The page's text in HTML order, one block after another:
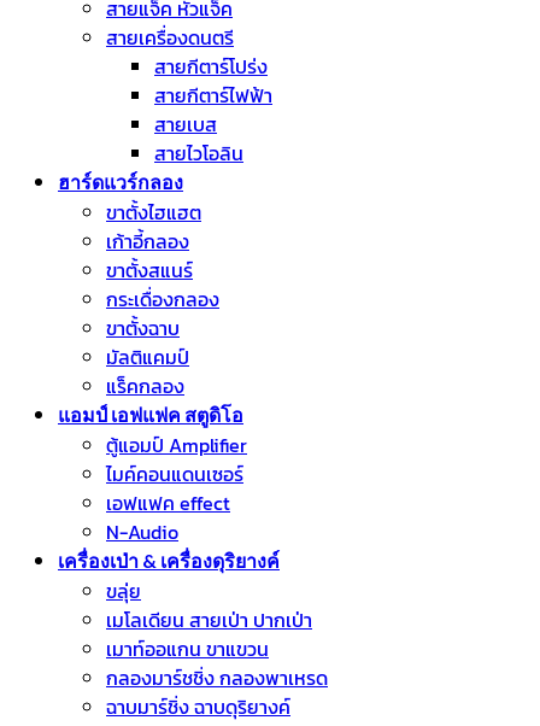
สายแจ็ค หัวแจ็ค
สายเครื่องดนตรี
สายกีตาร์โปร่ง
สายกีตาร์ไฟฟ้า
สายเบส
สายไวโอลิน
ฮาร์ดแวร์กลอง
ขาตั้งไฮแฮต
เก้าอี้กลอง
ขาตั้งสแนร์
กระเดื่องกลอง
ขาตั้งฉาบ
มัลติแคมป์
แร็คกลอง
แอมป์ เอฟแฟค สตูดิโอ
ตู้แอมป์ Amplifier
ไมค์คอนแดนเซอร์
เอฟแฟค effect
N-Audio
เครื่องเป่า & เครื่องดุริยางค์
ขลุ่ย
เมโลเดียน สายเป่า ปากเป่า
เมาท์ออแกน ขาแขวน
กลองมาร์ชชิ่ง กลองพาเหรด
ฉาบมาร์ชิ่ง ฉาบดุริยางค์